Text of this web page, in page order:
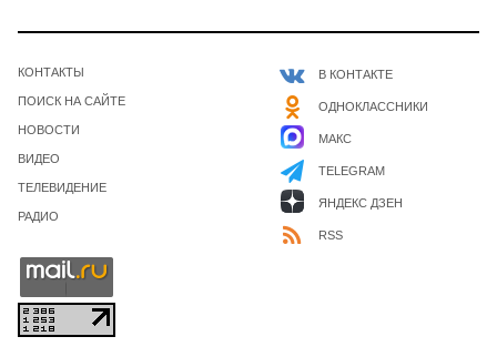
КОНТАКТЫ
ПОИСК НА САЙТЕ
НОВОСТИ
ВИДЕО
ТЕЛЕВИДЕНИЕ
РАДИО
В КОНТАКТЕ
ОДНОКЛАССНИКИ
МАКС
TELEGRAM
ЯНДЕКС ДЗЕН
RSS